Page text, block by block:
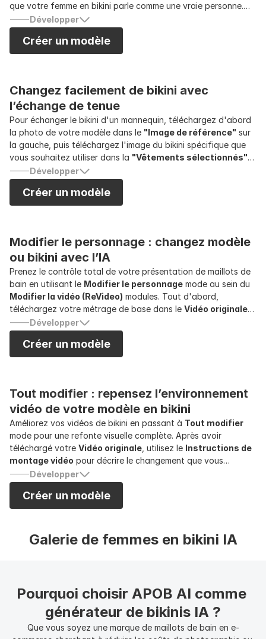
que votre femme en bikini parle comme une vraie personne.
Avec notre générateur de bikini IA, vous ne créez pas
seulement un personnage : vous créez un influenceur
numérique à partir de zéro.
Développer
Créer un modèle
Changez facilement de bikini avec
l’échange de tenue
Pour échanger le bikini d'un mannequin, téléchargez d'abord
la photo de votre modèle dans le "Image de référence" sur
la gauche, puis téléchargez l'image du bikini spécifique que
vous souhaitez utiliser dans la "Vêtements sélectionnés"
zone à droite. Assurer le
est mis en surbrillance en haut, et une fois que les deux
images sont prêtes, cliquez simplement sur le bouton
"Générer"dans le coin inférieur droit pour permettre au
Développer
Créer un modèle
Modifier le personnage : changez modèle
ou bikini avec l’IA
Prenez le contrôle total de votre présentation de maillots de
bain en utilisant le Modifier le personnage mode au sein du
Modifier la vidéo (ReVideo) modules. Tout d'abord,
téléchargez votre métrage de base dans le Vidéo originale
boîte. Pour présenter différents modèles dans un même bikini,
ou pour échanger le style de bikini sur un seul modèle, il suffit
de fournir unImage de référence
garantit que votre bikini conserve son ajustement et son
Développer
Créer un modèle
Tout modifier : repensez l’environnement
vidéo de votre modèle en bikini
Améliorez vos vidéos de bikini en passant à Tout modifier
mode pour une refonte visuelle complète. Après avoir
téléchargé votre Vidéo originale , utilisez le Instructions de
montage vidéo pour décrire le changement que vous
souhaitez voir, qu'il s'agisse de déplacer le tournage d'un
studio vers une île tropicale ou de changer l'éclairage pour
créer une ambiance chaleureuse au coucher du soleil. Votre
modèle de bikini IA apparaîtra dans la scène que vous
vous permettant de créer des campagnes atmosphériques
haut de gamme à faible coût.
Développer
Créer un modèle
Galerie de femmes en bikini IA
Pourquoi choisir APOB AI comme
générateur de bikinis IA ?
Que vous soyez une marque de maillots de bain en e-